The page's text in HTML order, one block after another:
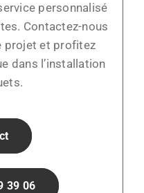
personnalisé
Contactez-nous
projet et profitez
dans l’installation
39 06